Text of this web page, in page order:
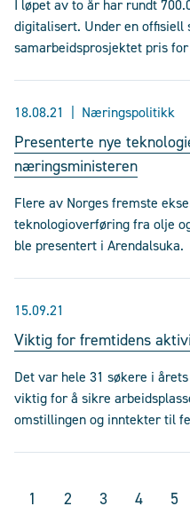
I løpet av to år har rundt
digitalisert. Under en offisiell
samarbeidsprosjektet pris
18.08.21 Næringspolitikk
Presenterte nye
næringsministeren
Flere av Norges fremste
teknologioverføring fra olje
ble presentert i Arendalsuka.
15.09.21
Viktig for fremtidens
Det var hele 31 søkere i
viktig for å sikre
omstillingen og inntekter til
1 2 3 4 5